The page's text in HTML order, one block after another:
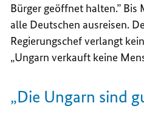
Bürger geöffnet halten.”
alle Deutschen ausreisen.
Regierungschef verlangt
„Ungarn verkauft keine
„Die Ungarn sind